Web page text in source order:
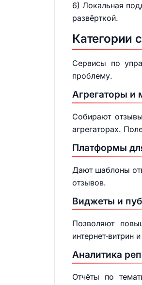
6) Локальная
развёрткой.
Категории
Сервисы по
проблему.
Агрегаторы и
Собирают
агрегаторах.
Платформы
Дают шаблоны
отзывов.
Виджеты и
Позволяют
интернет‑витрин
Аналитика
Отчёты по